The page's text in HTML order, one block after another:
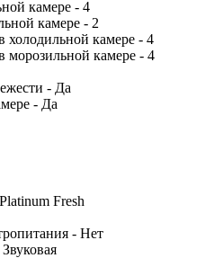
камере - 4
камере - 2
холодильной камере - 4
морозильной камере - 4
- Да
- Да
Fresh
- Нет